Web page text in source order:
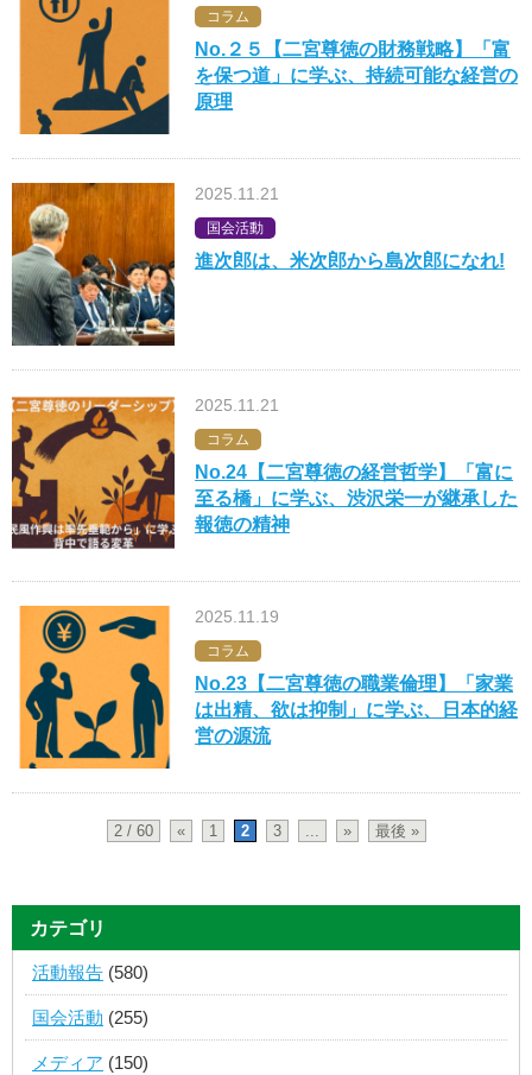
コラム
No.２５【二宮尊徳の財務戦略】「富
を保つ道」に学ぶ、持続可能な経営の
原理
2025.11.21
国会活動
進次郎は、米次郎から島次郎になれ!
2025.11.21
コラム
No.24【二宮尊徳の経営哲学】「富に
至る橋」に学ぶ、渋沢栄一が継承した
報徳の精神
2025.11.19
コラム
No.23【二宮尊徳の職業倫理】「家業
は出精、欲は抑制」に学ぶ、日本的経
営の源流
2 / 60 « 1 2 3 ... » 最後 »
カテゴリ
活動報告 (580)
国会活動 (255)
メディア (150)